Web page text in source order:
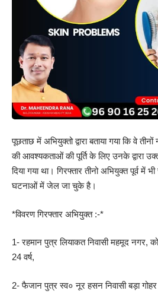
पूछताछ में अभियुक्तो द्वारा बताया गया कि वे
की आवश्यकताओं की पूर्ति के लिए उनके द्वारा
दिया गया था। गिरफ्तार तीनो अभियुक्त पूर्व में
घटनाओं में जेल जा चुके है।
*विवरण गिरफ्तार अभियुक्त :-*
1- रहमान पुत्र लियाकत निवासी महमूद नगर,
24 वर्ष,
2- फैजान पुत्र स्व० नूर हसन निवासी बड़ा